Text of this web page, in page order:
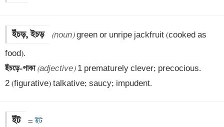
ইঁচড়, ইচড় (noun) green or unripe jackfruit (cooked as
ইঁচড়ে-পাকা (adjective) 1 prematurely clever; precocious.
2 (figurative) talkative; saucy; impudent.
ইঁট = ইট